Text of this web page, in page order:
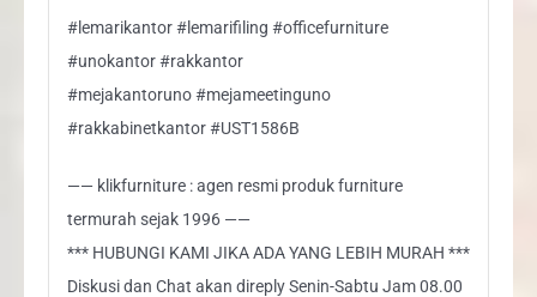
#lemarikantor #lemarifiling #officefurniture
#unokantor #rakkantor
#mejakantoruno #mejameetinguno
#rakkabinetkantor #UST1586B
—— klikfurniture : agen resmi produk furniture
termurah sejak 1996 ——
*** HUBUNGI KAMI JIKA ADA YANG LEBIH MURAH ***
Diskusi dan Chat akan direply Senin-Sabtu Jam 08.00